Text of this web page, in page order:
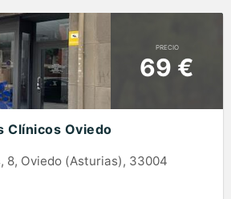
PRECIO
69 €
Clínicos Oviedo
8, Oviedo (Asturias), 33004